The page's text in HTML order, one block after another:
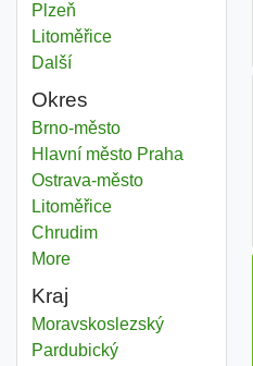
Montéři kovových konstrukcí
Plzeň
Montéři kovových konstrukcí
Litoměřice
Dalšíměsta
Okres
Montéři kovových konstrukcí
Brno-městoOkres
Montéři kovových konstrukcí
Hlavní město Praha
Montéři kovových konstrukcí
Ostrava-městoOkres
Montéři kovových konstrukcí
LitoměřiceOkres
Montéři kovových konstrukcí
ChrudimOkres
Moredistricts
Kraj
Montéři kovových konstrukcí
MoravskoslezskýKraj
Montéři kovových konstrukcí
PardubickýKraj